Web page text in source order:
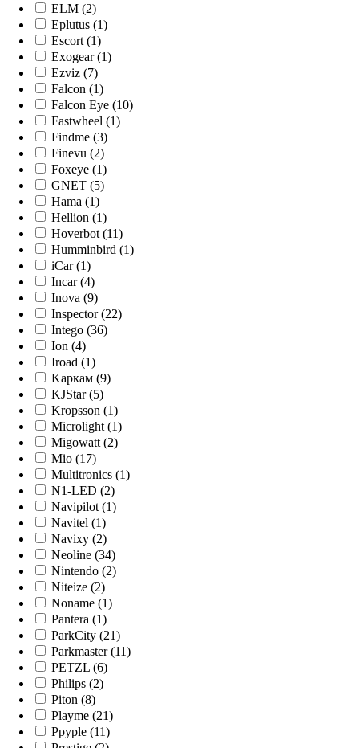
ELM (2)
Eplutus (1)
Escort (1)
Exogear (1)
Ezviz (7)
Falcon (1)
Falcon Eye (10)
Fastwheel (1)
Findme (3)
Finevu (2)
Foxeye (1)
GNET (5)
Hama (1)
Hellion (1)
Hoverbot (11)
Humminbird (1)
iCar (1)
Incar (4)
Inova (9)
Inspector (22)
Intego (36)
Ion (4)
Iroad (1)
Kaркам (9)
KJStar (5)
Kropsson (1)
Microlight (1)
Migowatt (2)
Mio (17)
Multitronics (1)
N1-LED (2)
Navipilot (1)
Navitel (1)
Navixy (2)
Neoline (34)
Nintendo (2)
Niteize (2)
Noname (1)
Pantera (1)
ParkCity (21)
Parkmaster (11)
PETZL (6)
Philips (2)
Piton (8)
Playme (21)
Ppyple (11)